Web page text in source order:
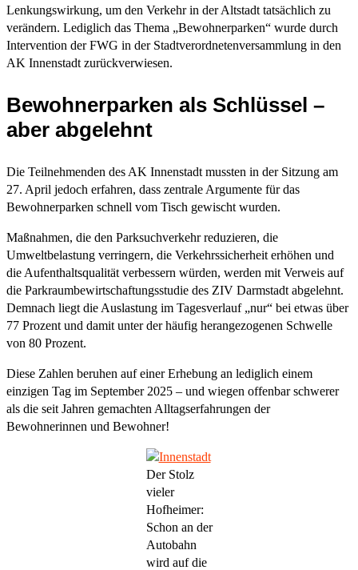
Lenkungswirkung, um den Verkehr in der Altstadt tatsächlich zu
verändern. Lediglich das Thema „Bewohnerparken“ wurde durch
Intervention der FWG in der Stadtverordnetenversammlung in den
AK Innenstadt zurückverwiesen.
Bewohnerparken als Schlüssel –
aber abgelehnt
Die Teilnehmenden des AK Innenstadt mussten in der Sitzung am
27. April jedoch erfahren, dass zentrale Argumente für das
Bewohnerparken schnell vom Tisch gewischt wurden.
Maßnahmen, die den Parksuchverkehr reduzieren, die
Umweltbelastung verringern, die Verkehrssicherheit erhöhen und
die Aufenthaltsqualität verbessern würden, werden mit Verweis auf
die Parkraumbewirtschaftungsstudie des ZIV Darmstadt abgelehnt.
Demnach liegt die Auslastung im Tagesverlauf „nur“ bei etwas über
77 Prozent und damit unter der häufig herangezogenen Schwelle
von 80 Prozent.
Diese Zahlen beruhen auf einer Erhebung an lediglich einem
einzigen Tag im September 2025 – und wiegen offenbar schwerer
als die seit Jahren gemachten Alltagserfahrungen der
Bewohnerinnen und Bewohner!
Der Stolz
vieler
Hofheimer:
Schon an der
Autobahn
wird auf die